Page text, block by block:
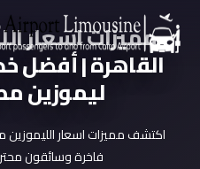
EN
AR
مميزات اسعار
القاهرة | أفضل
ليموزين
اكتشف مميزات اسعار الليموزين
فاخرة وسائقون